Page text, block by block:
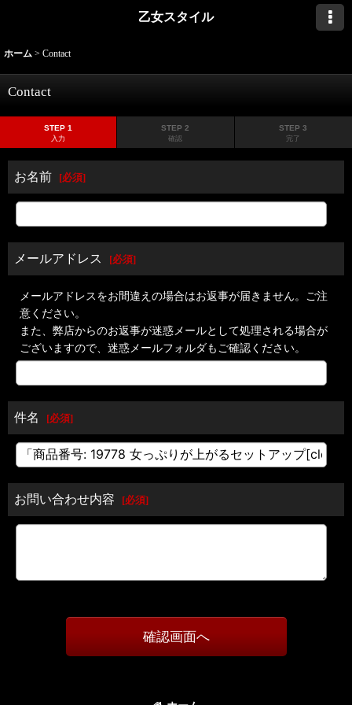
乙女スタイル
ホーム > Contact
Contact
STEP 1
入力
STEP 2
確認
STEP 3
完了
お名前 [必須]
メールアドレス [必須]
メールアドレスをお間違えの場合はお返事が届きません。ご注
意ください。
また、弊店からのお返事が迷惑メールとして処理される場合が
ございますので、迷惑メールフォルダもご確認ください。
件名 [必須]
お問い合わせ内容 [必須]
確認画面へ